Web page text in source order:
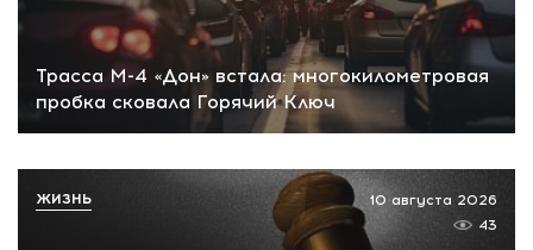
Трасса М-4 «Дон» встала: многокилометровая
пробка сковала Горячий Ключ
10 августа 2026
43
ЖИЗНЬ